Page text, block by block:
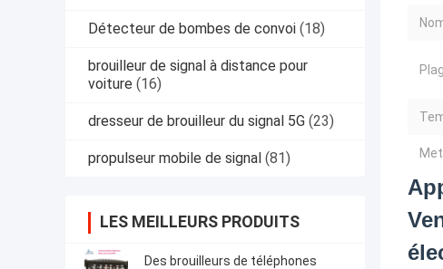
Détecteur de bombes de convoi (18)
brouilleur de signal à distance pour
voiture (16)
dresseur de brouilleur du signal 5G (23)
propulseur mobile de signal (81)
LES MEILLEURS PRODUITS
Des brouilleurs de téléphones